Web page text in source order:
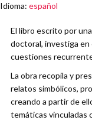
Idioma: español
El libro escrito por
doctoral, investiga
cuestiones
La obra recopila y
relatos simbólicos,
creando a partir de
temáticas vinculadas